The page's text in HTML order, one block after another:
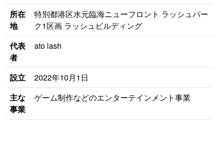
所在
地
特別都港区水元臨海ニューフロント ラッシュパー
ク1区画 ラッシュビルディング
代表
者
ato lash
設立
2022年10月1日
主な
事業
ゲーム制作などのエンターテインメント事業